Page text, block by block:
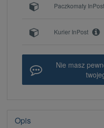
Paczkomaty InPost
Kurier InPost
Nie masz
Opis